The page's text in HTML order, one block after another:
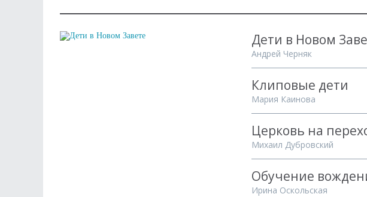
Дети в Новом
Андрей Черняк
Клиповые дети
Мария Каинова
Церковь на
Михаил Дубровский
Обучение
Ирина Оскольская